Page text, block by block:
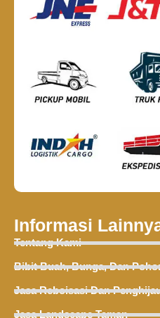
Informasi
Tentang Kami
Bibit Buah, Bunga, Dan
Jasa Reboisasi Dan
Jasa Landscape Taman